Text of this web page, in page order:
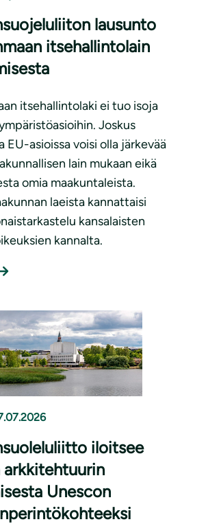
lausunto
itsehallintolain
itsehallintolaki ei tuo isoja
Joskus
EU-asioissa voisi olla järkevää
lain mukaan eikä
omia maakuntaleista.
laeista kannattaisi
kansalaisten
kannalta.
iloitsee
Unescon